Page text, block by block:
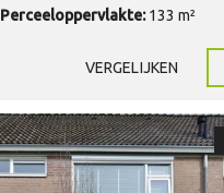
Perceeloppervlakte: 133 m²
VERGELIJKEN